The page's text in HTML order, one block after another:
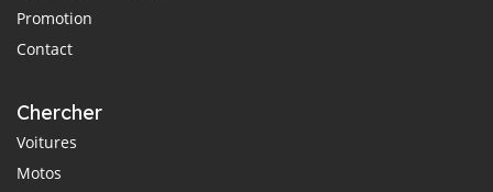
Promotion
Contact
Chercher
Voitures
Motos